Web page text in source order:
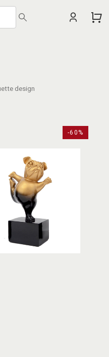
design
-60%